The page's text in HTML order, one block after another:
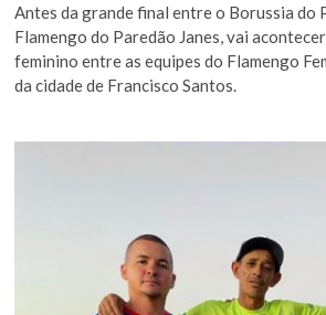
Antes da grande final entre o Borussia do
Flamengo do Paredão Janes, vai
feminino entre as equipes do Flamengo
da cidade de Francisco Santos.